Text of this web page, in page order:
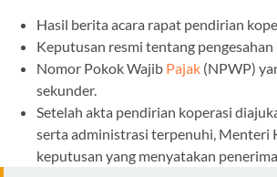
Hasil berita acara rapat pendirian
Keputusan resmi tentang pengesahan
Nomor Pokok Wajib Pajak (NPWP)
sekunder.
Setelah akta pendirian koperasi
serta administrasi terpenuhi, Menteri
keputusan yang menyatakan